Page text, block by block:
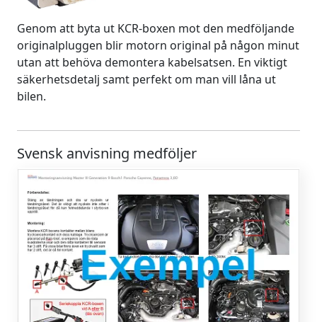
Genom att byta ut KCR-boxen mot den medföljande
originalpluggen blir motorn original på någon minut
utan att behöva demontera kabelsatsen. En viktigt
säkerhetsdetalj samt perfekt om man vill låna ut
bilen.
Svensk anvisning medföljer